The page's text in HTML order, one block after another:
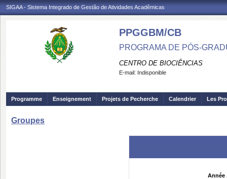
SIGAA - Sistema Integrado de Gestão de Atividades Acadêmicas
PPGGBM/CB
PROGRAMA DE PÓS-
CENTRO DE BIOCIÊNCIAS
E-mail: Indisponible
Programme Enseignement Projets de Pecherche Calendrier Les
Groupes
Année